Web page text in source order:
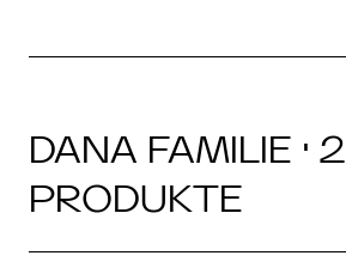
DANA FAMILIE · 2
PRODUKTE